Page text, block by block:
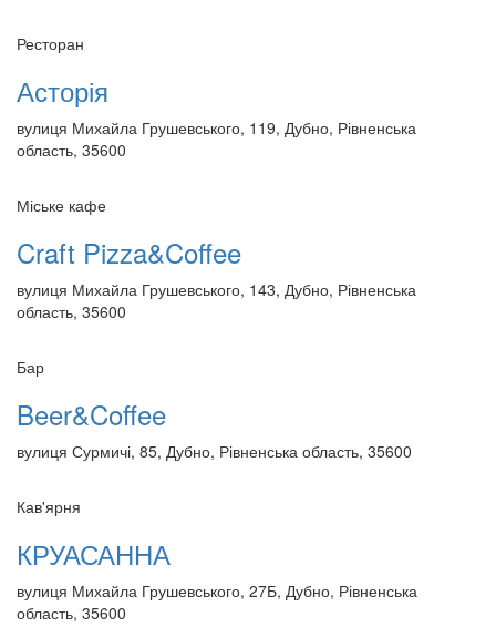
Ресторан
Асторія
вулиця Михайла Грушевського, 119, Дубно, Рівненська
область, 35600
Міське кафе
Craft Pizza&Coffee
вулиця Михайла Грушевського, 143, Дубно, Рівненська
область, 35600
Бар
Beer&Coffee
вулиця Сурмичі, 85, Дубно, Рівненська область, 35600
Кав'ярня
КРУАСАННА
вулиця Михайла Грушевського, 27Б, Дубно, Рівненська
область, 35600